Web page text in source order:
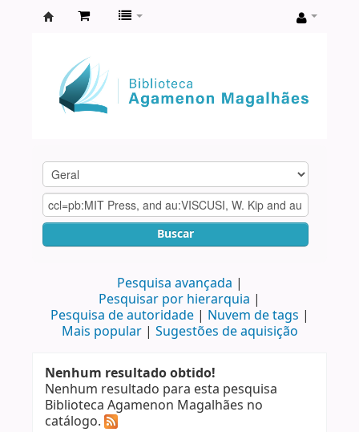
Agamenon
Magalhães
Buscar
Pesquisa avançada
Pesquisar por hierarquia
Pesquisa de autoridade
Nuvem de tags
Mais popular
Sugestões de aquisição
Nenhum resultado obtido!
Nenhum resultado para esta pesquisa
Biblioteca Agamenon Magalhães no
catálogo.